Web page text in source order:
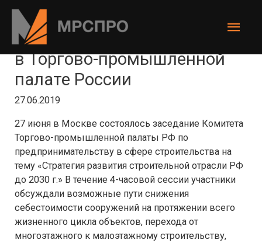
содержимому
Гендиректор МРС выступил
в Торгово-промышленной
палате России
27.06.2019
27 июня в Москве состоялось заседание Комитета
Торгово-промышленной палаты РФ по
предпринимательству в сфере строительства на
тему «Стратегия развития строительной отрасли РФ
до 2030 г.» В течение 4-часовой сессии участники
обсуждали возможные пути снижения
себестоимости сооружений на протяжении всего
жизненного цикла объектов, перехода от
многоэтажного к малоэтажному строительству,